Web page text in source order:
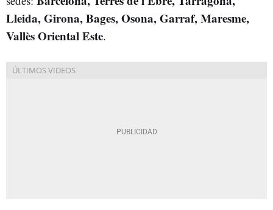
Lleida, Girona, Bages, Osona, Garraf, Maresme,
Vallès Oriental Este.